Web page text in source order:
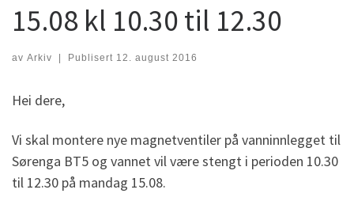
15.08 kl 10.30 til 12.30
av Arkiv Publisert 12. august 2016
Hei dere,
Vi skal montere nye magnetventiler på vanninnlegget til
Sørenga BT5 og vannet vil være stengt i perioden 10.30
til 12.30 på mandag 15.08.